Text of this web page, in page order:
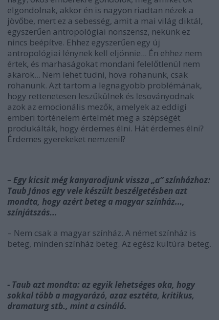
elgondolnak, akkor én is nagyon riadtan nézek a
jövőbe, mert ez a sebesség, amit a mai világ diktál,
egyszerűen antropológiai nonszensz, nekünk ez
nincs beépítve. Ehhez egyszerűen egy új
antropológiai lénynek kell eljönnie... Én ehhez nem
értek, és marhaságokat mondani felelőtlenül nem
akarok... Nem lehet tudni, hova rohanunk, csak
rohanunk. Azt tartom a legnagyobb problémának,
hogy rettenetesen leszűkülnek és lesoványodnak
azok az emocionális mezők, amelyek az eddigi
emberi történelem értelmét meg a szépségét
produkálták, hogy érdemes élni. Hát érdemes élni?
Érdemes gyerekeket nemzeni!?
– Egy kicsit még kanyarodjunk vissza „a” színházhoz:
Taub János egy vele készült beszélgetésben azt
mondta, hogy azért beteg a magyar színház...,
színjátszás...
– Nem csak a magyar színház. A német színház is
beteg, minden színház beteg. Az egész kultúra beteg.
- Taub azt mondta: az egyik lehetséges oka, hogy
sokkal több a magyarázó, azaz esztéta, kritikus,
dramaturg stb., mint a csináló.